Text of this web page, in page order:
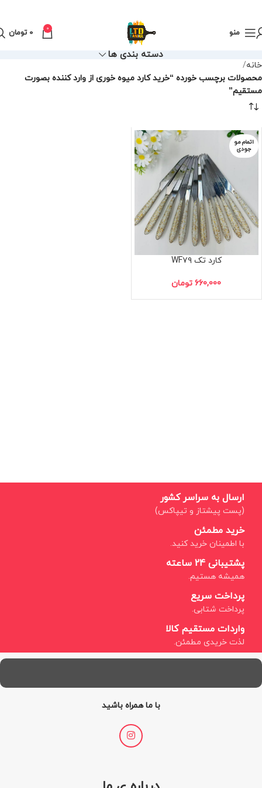
منو 0
0 تومان
دسته بندی ها
خانه
محصولات برچسب خورده “خرید کارد میوه خوری از وارد کننده بصورت
مستقیم”
اتمام مو
جودی
کارد تک WF۷۹
660,000 تومان
ارسال به سراسر کشور
(پست پیشتاز و تیپاکس)
خرید مطمئن
با اطمینان خرید کنید.
پشتیبانی 24 ساعته
همیشه هستیم.
پرداخت سریع
پرداخت شتابی.
واردات مستقیم کالا
لذت خریدی مطمئن.
با ما همراه باشید